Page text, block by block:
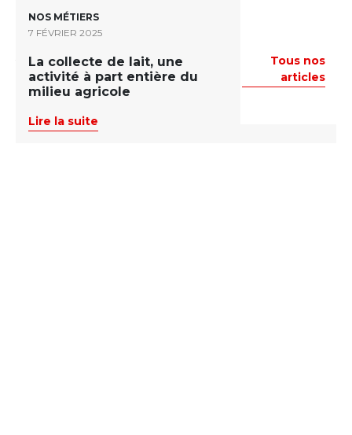
Vous aimerez aussi
Tous nos
articles
NOS MÉTIERS
7 FÉVRIER 2025
La collecte de lait, une
activité à part entière du
milieu agricole
Lire la suite